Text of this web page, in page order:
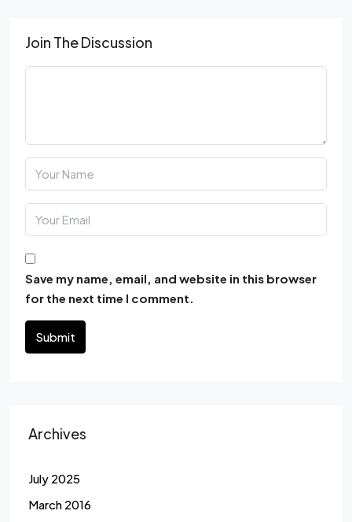
Join The Discussion
Save my name, email, and website in this browser
for the next time I comment.
Submit
Archives
July 2025
March 2016